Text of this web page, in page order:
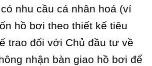
nhu cầu cá nhân hoá (ví
hồ bơi theo thiết kế tiêu
trao đổi với Chủ đầu tư về
nhận bàn giao hồ bơi để